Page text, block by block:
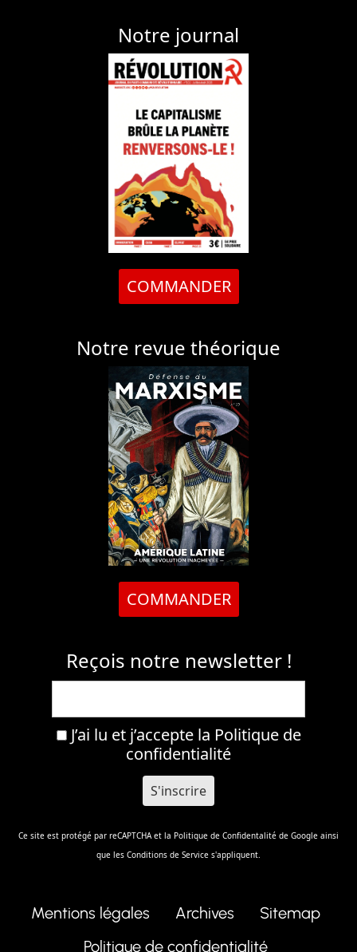
Notre journal
COMMANDER
Notre revue théorique
COMMANDER
Reçois notre newsletter !
J’ai lu et j’accepte la Politique de
confidentialité
Ce site est protégé par reCAPTCHA et la Politique de Confidentalité de Google ainsi
que les Conditions de Service s'appliquent.
Mentions légales Archives
Sitemap
Politique de confidentialité